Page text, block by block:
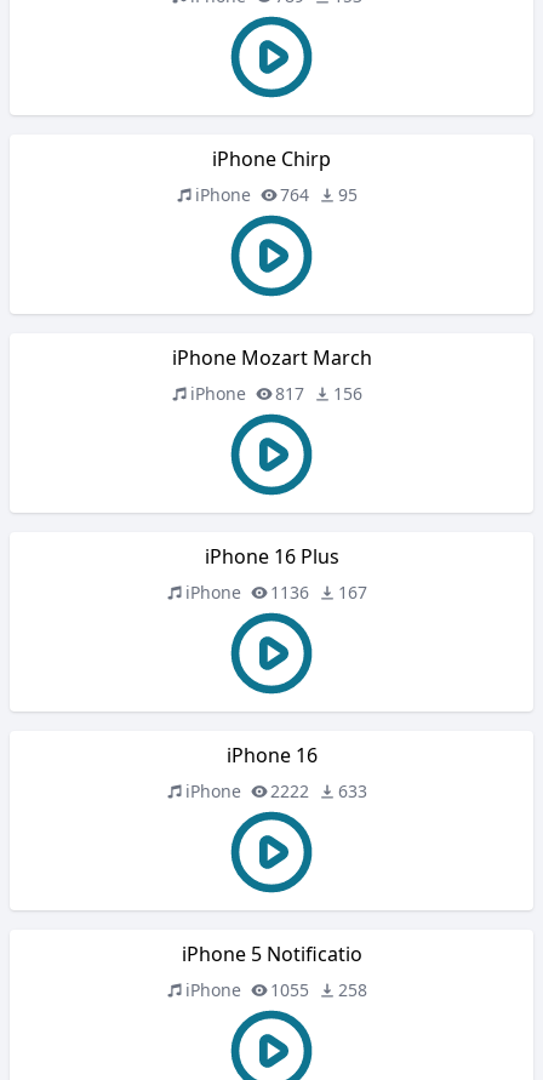
iPhone Chirp
iPhone 764 95
iPhone Mozart March
iPhone 817 156
iPhone 16 Plus
iPhone 1136 167
iPhone 16
iPhone 2222 633
iPhone 5 Notificatio
iPhone 1055 258